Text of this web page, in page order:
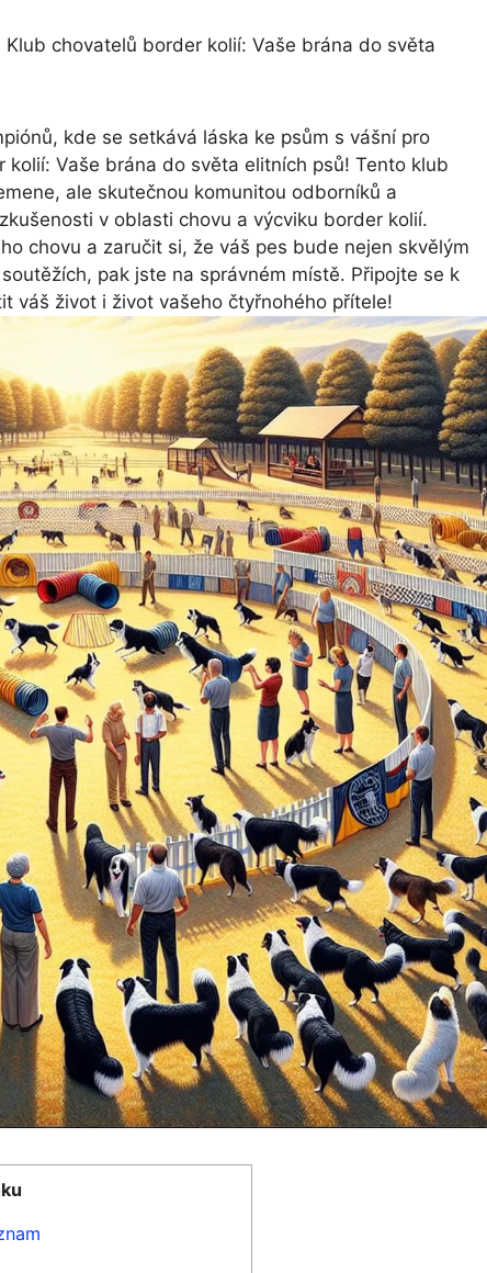
Klub chovatelů border kolií: Vaše brána do světa
kde se setkává láska ke psům s vášní pro
Vaše brána do světa elitních psů! Tento klub
ale skutečnou komunitou odborníků a
v oblasti chovu a výcviku border kolií.
chovu a zaručit si, že váš pes bude nejen skvělým
pak jste na správném místě. Připojte se k
váš život i život vašeho čtyřnohého přítele!